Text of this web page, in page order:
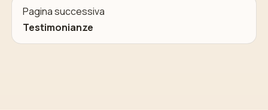
Pagina successiva
Testimonianze